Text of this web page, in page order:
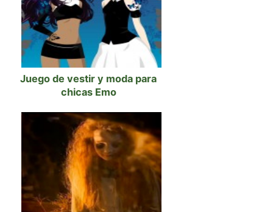
Juego de vestir y moda para
chicas Emo